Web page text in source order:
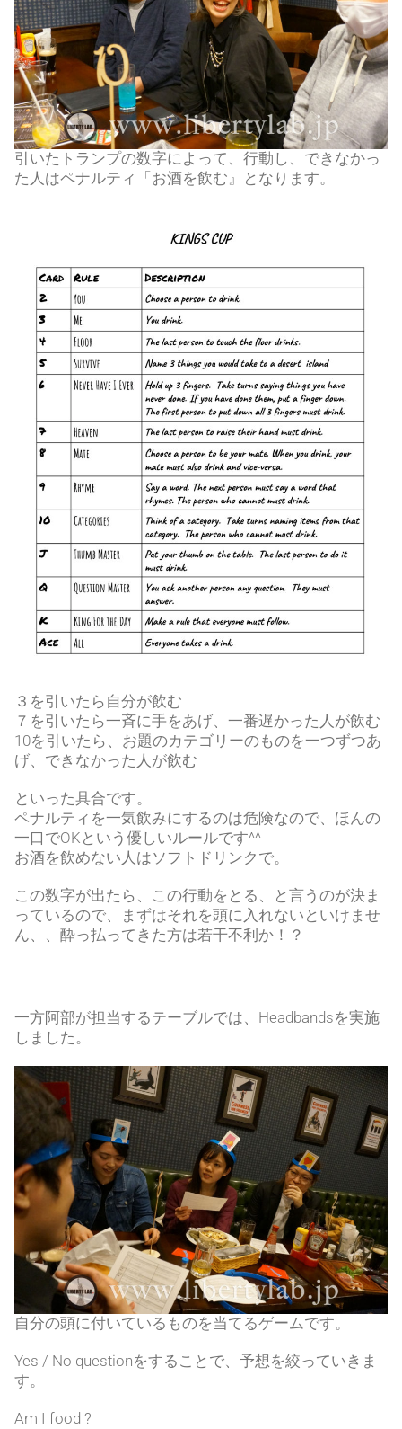
引いたトランプの数字によって、行動し、できなかっ
た人はペナルティ「お酒を飲む』となります。
３を引いたら自分が飲む
７を引いたら一斉に手をあげ、一番遅かった人が飲む
10を引いたら、お題のカテゴリーのものを一つずつあ
げ、できなかった人が飲む
といった具合です。
ペナルティを一気飲みにするのは危険なので、ほんの
一口でOKという優しいルールです^^
お酒を飲めない人はソフトドリンクで。
この数字が出たら、この行動をとる、と言うのが決ま
っているので、まずはそれを頭に入れないといけませ
ん、、酔っ払ってきた方は若干不利か！？
一方阿部が担当するテーブルでは、Headbandsを実施
しました。
自分の頭に付いているものを当てるゲームです。
Yes / No questionをすることで、予想を絞っていきま
す。
Am I food ?